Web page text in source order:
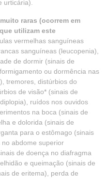
urticária).
raras (ocorrem em
utilizam este
vermelhas sanguíneas
sanguíneas (leucopenia),
de dormir (sinais de
ou dormência nas
tremores, distúrbios do
de visão* (sinais de
ruídos nos ouvidos
na boca (sinais de
e dolorida (sinais de
para o estômago (sinais
abdome superior
de doença no diafragma
e queimação (sinais de
de eritema), perda de